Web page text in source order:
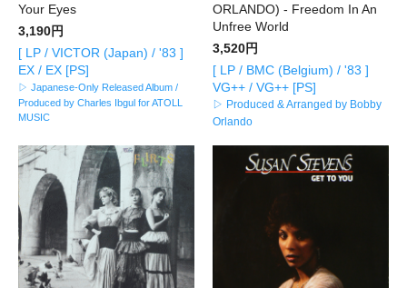
Your Eyes
3,190円
[ LP / VICTOR (Japan) / '83 ]
EX / EX [PS]
▷ Japanese-Only Released Album /
Produced by Charles Ibgul for ATOLL
MUSIC
ORLANDO) - Freedom In An
Unfree World
3,520円
[ LP / BMC (Belgium) / '83 ]
VG++ / VG++ [PS]
▷ Produced & Arranged by Bobby
Orlando